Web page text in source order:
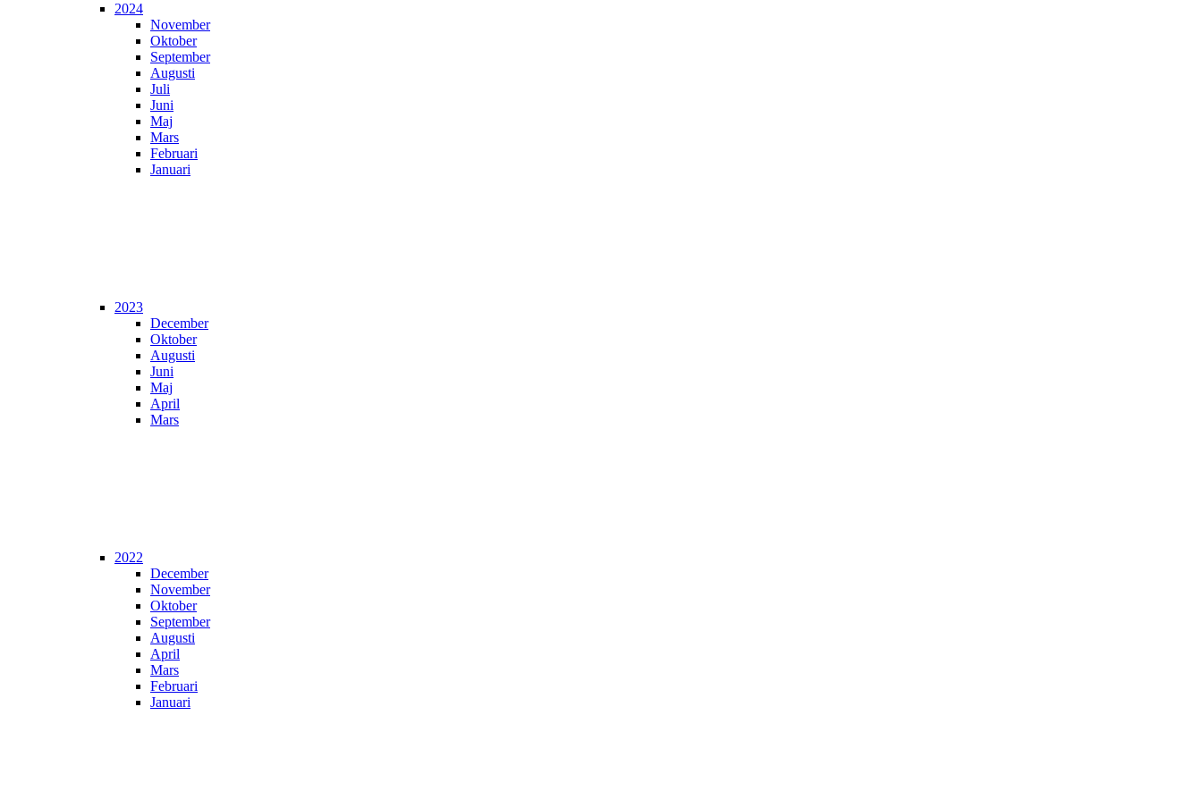
2024
November
Oktober
September
Augusti
Juli
Juni
Maj
Mars
Februari
Januari
2023
December
Oktober
Augusti
Juni
Maj
April
Mars
2022
December
November
Oktober
September
Augusti
April
Mars
Februari
Januari